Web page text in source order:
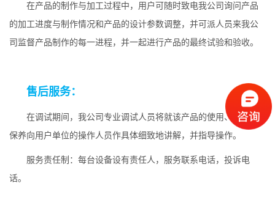
在产品的制作与加工过程中，用户可随时致电我公司询问产品
的加工进度与制作情况和产品的设计参数调整，并可派人员来我公
司监督产品制作的每一进程，并一起进行产品的最终试验和验收。
售后服务：
在调试期间，我公司专业调试人员将就该产品的使用、维护、
保养向用户单位的操作人员作具体细致地讲解，并指导操作。
服务责任制：每台设备设有责任人，服务联系电话，投诉电
话。